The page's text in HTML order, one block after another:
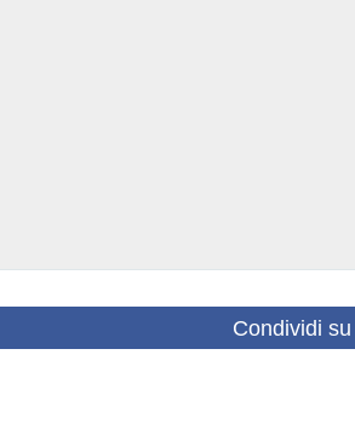
Condividi